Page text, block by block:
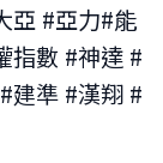
亞 #亞力#能
指數 #神達 #
建準 #漢翔 #